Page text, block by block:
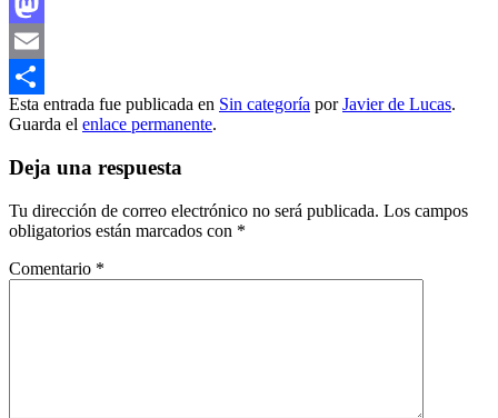
Facebook
Mastodon
Email
Compartir
Esta entrada fue publicada en Sin categoría porJavier de Lucas.
Guarda el enlace permanente.
Deja una respuesta
Tu dirección de correo electrónico no será publicada. Los campos
obligatorios están marcados con *
Comentario *